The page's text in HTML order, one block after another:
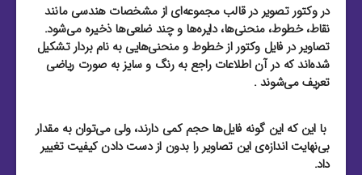
در وکتور تصویر در قالب مجموعه‌ای از مشخصات هندسی مانند
نقاط، خطوط، منحنی‌ها، دایره‌ها و چند ضلعی‌ها ذخیره می‌شود.
تصاویر در فایل وکتور از خطوط و منحنی‌هایی به نام بردار تشکیل
شده‌اند که در آن اطلاعات راجع به رنگ و سایز به صورت ریاضی
تعریف می‌شوند .
با این که این گونه فایل‌ها حجم کمی دارند، ولی می‌توان به مقدار
بی‌نهایت اندازه‌ی این تصاویر را بدون از دست دادن کیفیت تغییر
داد.